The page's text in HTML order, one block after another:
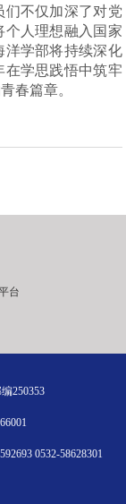
们不仅加深了对党
个人理想融入国家
洋学部将持续深化
在学思践悟中筑牢
春篇章。
台
250353
0532-58628301